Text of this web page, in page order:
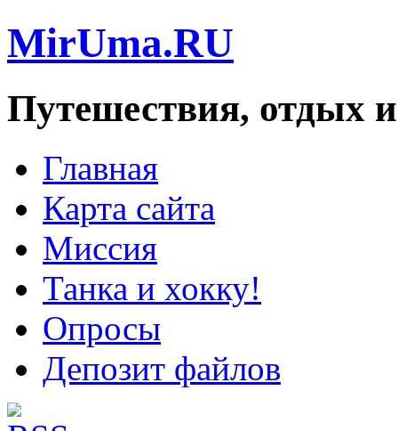
MirUma.RU
Путешествия, отдых
Главная
Карта сайта
Миссия
Танка и хокку!
Опросы
Депозит файлов